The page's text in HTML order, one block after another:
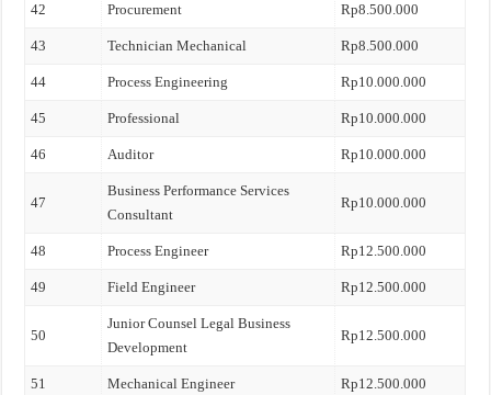
42 Procurement Rp8.500.000
43 Technician Mechanical Rp8.500.000
44 Process Engineering Rp10.000.000
45 Professional Rp10.000.000
46 Auditor Rp10.000.000
47
Business Performance Services
Consultant
Rp10.000.000
48 Process Engineer Rp12.500.000
49 Field Engineer Rp12.500.000
50
Junior Counsel Legal Business
Development
Rp12.500.000
51 Mechanical Engineer Rp12.500.000